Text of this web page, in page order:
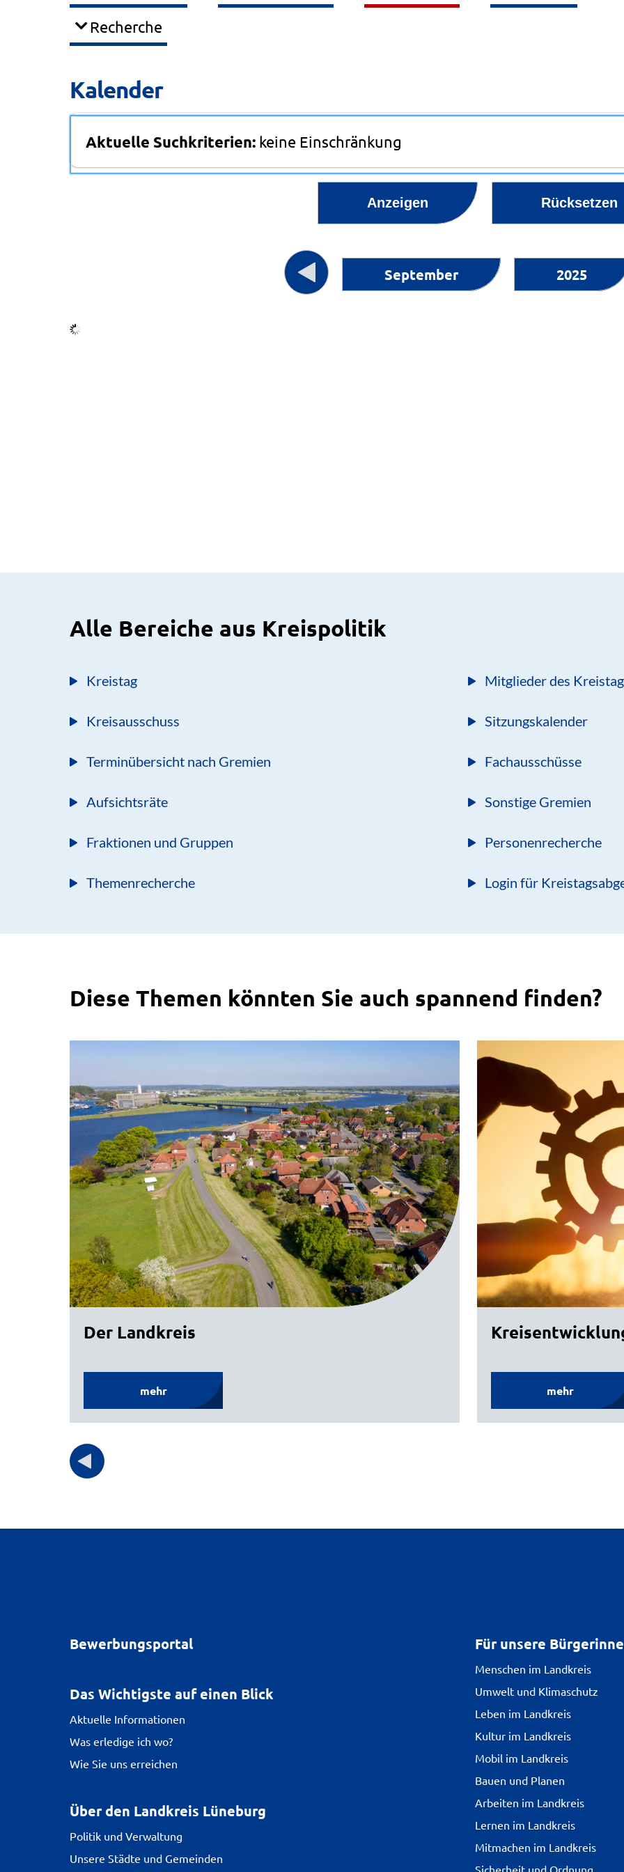
Recherche
Kalender
Aktuelle Suchkriterien: keine Einschränkung
Anzeigen Rücksetzen
September 2025
Alle Bereiche aus Kreispolitik
Kreistag Mitglieder des
Kreisausschuss Sitzungskalender
Terminübersicht nach Gremien Fachausschüsse
Aufsichtsräte Sonstige Gremien
Fraktionen und Gruppen Personenrecherche
Themenrecherche Login für
Diese Themen könnten Sie auch spannend finden?
Der Landkreis
mehr mehr
Bewerbungsportal
Das Wichtigste auf einen Blick
Aktuelle Informationen
Was erledige ich wo?
Wie Sie uns erreichen
Über den Landkreis Lüneburg
Politik und Verwaltung
Unsere Städte und Gemeinden
Für unsere
Menschen im Landkreis
Umwelt und Klimaschutz
Leben im Landkreis
Kultur im Landkreis
Mobil im Landkreis
Bauen und Planen
Arbeiten im Landkreis
Lernen im Landkreis
Mitmachen im Landkreis
Sicherheit und Ordnung